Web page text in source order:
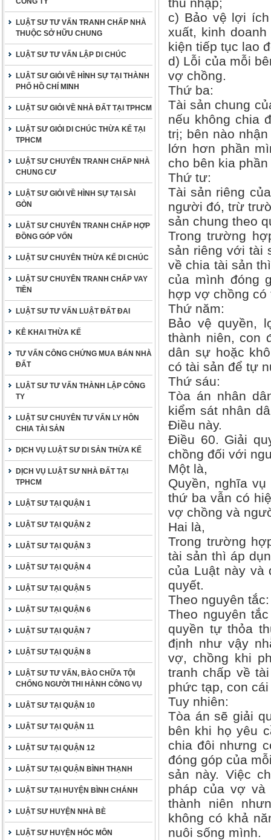
LUẬT SƯ TƯ VẤN TRANH CHẤP NHÀ
THUỘC SỞ HỮU CHUNG
LUẬT SƯ TƯ VẤN LẬP DI CHÚC
LUẬT SƯ GIỎI VỀ HÌNH SỰ TẠI THÀNH
PHỐ HỒ CHÍ MINH
LUẬT SƯ GIỎI VỀ NHÀ ĐẤT TẠI TPHCM
LUẬT SƯ GIỎI DI CHÚC THỪA KẾ TẠI
TPHCM
LUẬT SƯ CHUYÊN TRANH CHẤP NHÀ
CHUNG CƯ
LUẬT SƯ GIỎI VỀ HÌNH SỰ TẠI SÀI
GÒN
LUẬT SƯ CHUYÊN TRANH CHẤP HỢP
ĐỒNG GÓP VỐN
LUẬT SƯ CHUYÊN THỪA KẾ DI CHÚC
LUẬT SƯ CHUYÊN TRANH CHẤP VAY
TIỀN
LUẬT SƯ TƯ VẤN LUẬT ĐẤT ĐAI
KÊ KHAI THỪA KẾ
TƯ VẤN CÔNG CHỨNG MUA BÁN NHÀ
ĐẤT
LUẬT SƯ TƯ VẤN THÀNH LẬP CÔNG
TY
LUẬT SƯ CHUYÊN TƯ VẤN LY HÔN
CHIA TÀI SẢN
DỊCH VỤ LUẬT SƯ DI SẢN THỪA KẾ
DỊCH VỤ LUẬT SƯ NHÀ ĐẤT TẠI
TPHCM
LUẬT SƯ TẠI QUẬN 1
LUẬT SƯ TẠI QUẬN 2
LUẬT SƯ TẠI QUẬN 3
LUẬT SƯ TẠI QUẬN 4
LUẬT SƯ TẠI QUẬN 5
LUẬT SƯ TẠI QUẬN 6
LUẬT SƯ TẠI QUẬN 7
LUẬT SƯ TẠI QUẬN 8
LUẬT SƯ TƯ VẤN, BÀO CHỮA TỘI
CHỐNG NGƯỜI THI HÀNH CÔNG VỤ
LUẬT SƯ TẠI QUẬN 10
LUẬT SƯ TẠI QUẬN 11
LUẬT SƯ TẠI QUẬN 12
LUẬT SƯ TẠI QUẬN BÌNH THẠNH
LUẬT SƯ TẠI HUYỆN BÌNH CHÁNH
LUẬT SƯ HUYỆN NHÀ BÈ
LUẬT SƯ HUYỆN HÓC MÔN
c) Bảo vệ lợi
xuất, kinh
kiện tiếp tục lao
d) Lỗi của mỗi
vợ chồng.
Thứ ba:
Tài sản chung
nếu không chia
trị; bên nào
lớn hơn phần
cho bên kia
Thứ tư:
Tài sản riêng
người đó, trừ
sản chung theo
Trong trường
sản riêng với tài
về chia tài sản
của mình đóng
hợp vợ chồng có
Thứ năm:
Bảo vệ quyền,
thành niên, con
dân sự hoặc
có tài sản để tự
Thứ sáu:
Tòa án nhân
kiểm sát nhân
Điều này.
Điều 60. Giải
chồng đối với
Một là,
Quyền, nghĩa
thứ ba vẫn có
vợ chồng và
Hai là,
Trong trường
tài sản thì áp
của Luật này và
quyết.
Theo nguyên tắc:
Theo nguyên
quyền tự thỏa
định như vậy
vợ, chồng khi
tranh chấp về
phức tạp, con
Tuy nhiên:
Tòa án sẽ giải
bên khi họ yêu
chia đôi nhưng
đóng góp của
sản này. Việc
pháp của vợ và
thành niên
không có khả
nuôi sống mình.